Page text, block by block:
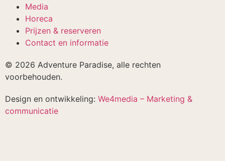
Media
Horeca
Prijzen & reserveren
Contact en informatie
© 2026 Adventure Paradise, alle rechten
voorbehouden.
Design en ontwikkeling: We4media – Marketing &
communicatie